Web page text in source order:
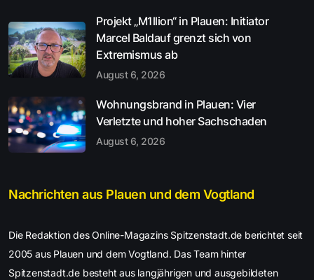
Projekt „M1llion“ in Plauen: Initiator
Marcel Baldauf grenzt sich von
Extremismus ab
August 6, 2026
Wohnungsbrand in Plauen: Vier
Verletzte und hoher Sachschaden
August 6, 2026
Nachrichten aus Plauen und dem Vogtland
Die Redaktion des Online-Magazins Spitzenstadt.de berichtet seit
2005 aus Plauen und dem Vogtland. Das Team hinter
Spitzenstadt.de besteht aus langjährigen und ausgebildeten